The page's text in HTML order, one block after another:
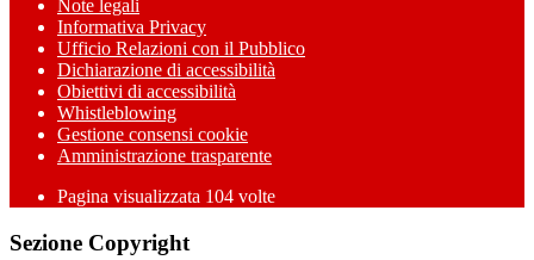
Note legali
Informativa Privacy
Ufficio Relazioni con il Pubblico
Dichiarazione di accessibilità
Obiettivi di accessibilità
Whistleblowing
Gestione consensi cookie
Amministrazione trasparente
Pagina visualizzata 104 volte
Sezione Copyright